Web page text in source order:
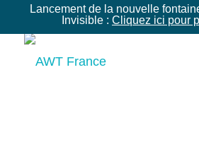
Lancement de la nouvelle
Invisible : Cliquez ici pour